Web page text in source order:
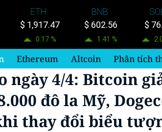
ETH
$ 1,917.47
0.17 %
BNB
$ 602.56
1.41 %
SOL
$
Ethereum Altcoin Phân tích
ngày 4/4: Bitcoin
đô la Mỹ,
thay đổi biểu